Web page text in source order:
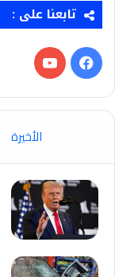
تابعنا على :
فيسبوك‫YouTube
الأخيرة